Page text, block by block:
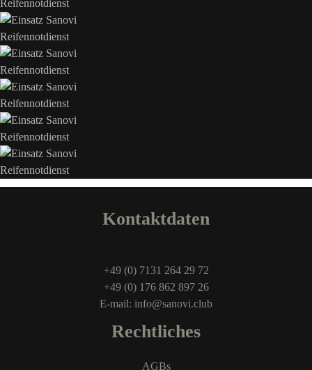
Kontaktdaten
+49 (0) 7131 264 29 72
+49 (0) 176 862 897 26
E-mail: info@sanovi.club
Rechtliches
AGBs